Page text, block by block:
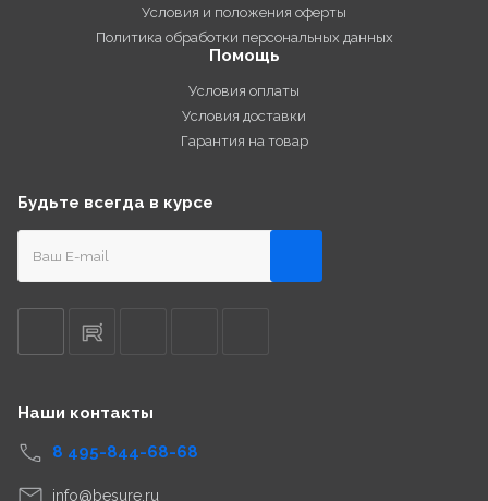
Условия и положения оферты
Политика обработки персональных данных
Помощь
Условия оплаты
Условия доставки
Гарантия на товар
Будьте всегда в курсе
Наши контакты
8 495-844-68-68
info@besure.ru